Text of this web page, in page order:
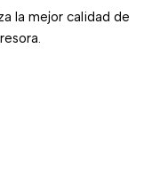
la mejor calidad de